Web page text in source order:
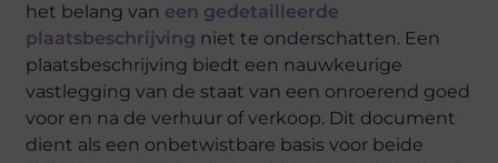
het belang van een gedetailleerde
plaatsbeschrijving niet te onderschatten. Een
plaatsbeschrijving biedt een nauwkeurige
vastlegging van de staat van een onroerend goed
voor en na de verhuur of verkoop. Dit document
dient als een onbetwistbare basis voor beide